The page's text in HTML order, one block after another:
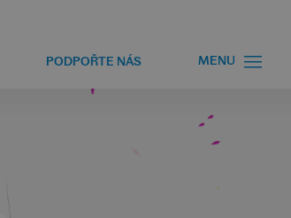
PODPOŘTE NÁS MENU